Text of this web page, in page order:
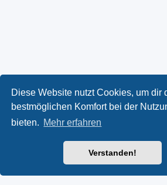
Diese Website nutzt Cookies, um dir
bestmöglichen Komfort bei der
bieten. Mehr erfahren
Verstanden!